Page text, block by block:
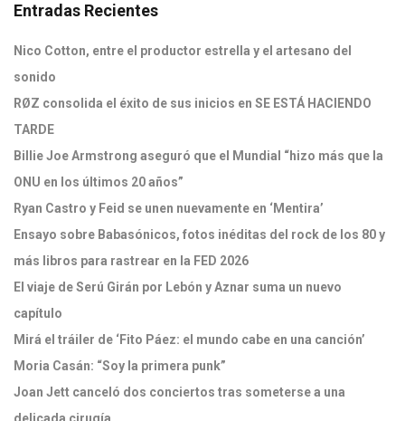
Entradas Recientes
Nico Cotton, entre el productor estrella y el artesano del
sonido
RØZ consolida el éxito de sus inicios en SE ESTÁ HACIENDO
TARDE
Billie Joe Armstrong aseguró que el Mundial “hizo más que la
ONU en los últimos 20 años”
Ryan Castro y Feid se unen nuevamente en ‘Mentira’
Ensayo sobre Babasónicos, fotos inéditas del rock de los 80 y
más libros para rastrear en la FED 2026
El viaje de Serú Girán por Lebón y Aznar suma un nuevo
capítulo
Mirá el tráiler de ‘Fito Páez: el mundo cabe en una canción’
Moria Casán: “Soy la primera punk”
Joan Jett canceló dos conciertos tras someterse a una